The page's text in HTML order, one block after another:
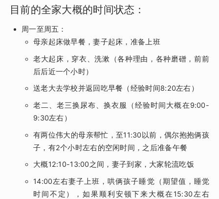
目前的全家大概的时间状态：
周一至周五：
母亲起床做早餐，妻子起床，准备上班
老大起床，穿衣、洗漱（各种理由，各种磨磳，前前
后后近一个小时）
送老大去学校并返回吃早餐（经验时间8:20左右）
老二、老三换尿布、换衣服（经验时间大概在9:00-
9:30左右）
有两位伟大的母亲帮忙，至11:30以前，偶尔抱抱俩孩
子，有2个小时左右的空闲时间，之后准备午餐
大概12:10-13:00之间，妻子到家，大家轮流吃饭
14:00左右妻子上班，哄俩孩子睡觉（期望值，睡觉
时间不定），如果顺利安顿下来大概在15:30左右